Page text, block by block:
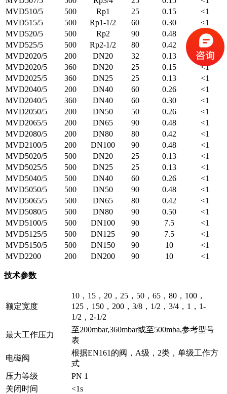
MVD510/5
500 Rp1 25 0.15
<1
MVD515/5
500 Rp1-1/2 60 0.30
<1
MVD520/5
500 Rp2 90 0.48
<1
MVD525/5
500 Rp2-1/2 80 0.42
<1
MVD2020/5
200 DN20 32 0.13
<1
MVD2020/5
360 DN20 25 0.15
<1
MVD2025/5
360 DN25 25 0.13
<1
MVD2040/5
200 DN40 60 0.26
<1
MVD2040/5
360 DN40 60 0.30
<1
MVD2050/5
200 DN50 50 0.26
<1
MVD2065/5
200 DN65 90 0.48
<1
MVD2080/5
200 DN80 80 0.42
<1
MVD2100/5
200 DN100 90 0.48
<1
MVD5020/5
500 DN20 25 0.13
<1
MVD5025/5
500 DN25 25 0.13
<1
MVD5040/5
500 DN40 60 0.26
<1
MVD5050/5
500 DN50 90 0.48
<1
MVD5065/5
500 DN65 80 0.42
<1
MVD5080/5
500 DN80 90 0.50
<1
MVD5100/5
500 DN100 90 7.5
<1
MVD5125/5
500 DN125 90 7.5
<1
MVD5150/5
500 DN150 90 10
<1
MVD2200
200 DN200 90 10 <1
技术参数
额定宽度
10，15，20，25，50，65，80，100，
125，150，200，3/8，1/2，3/4，1，1-
1/2，2-1/2
最大工作压力
至200mbar,360mbar或至500mba,参考型号
表
电磁阀
根据EN161的阀，A级，2类，单级工作方
式
压力等级
PN 1
关闭时间
<1s